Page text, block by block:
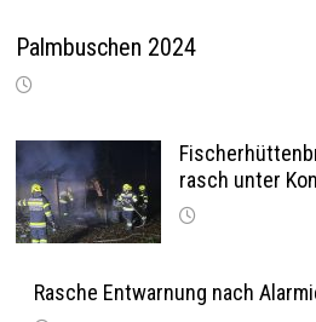
Palmbuschen 2024
rasch unter
Rasche Entwarnung nach